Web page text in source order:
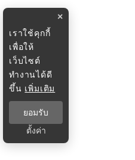
×
เราใช้คุกกี้
เพื่อให้
เว็บไซต์
ทำงานได้ดี
ขึ้น เพิ่มเติม
ยอมรับ
ตั้งค่า